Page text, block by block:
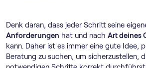
Denk daran, dass jeder Schritt seine
Anforderungen hat und nach Art deines
kann. Daher ist es immer eine gute Idee,
Beratung zu suchen, um sicherzustellen,